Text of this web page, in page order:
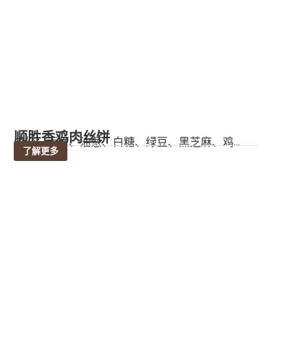
顺胜香鸡肉丝饼
成份：面粉、油葱、白糖、绿豆、黑芝麻、鸡...
了解更多